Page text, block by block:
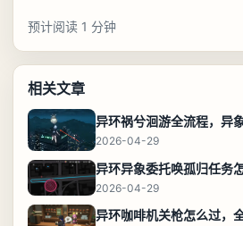
预计阅读 1 分钟
相关文章
异环祸兮洄游全流程，异
2026-04-29
2026-04-29
异环咖啡机关枪怎么过，